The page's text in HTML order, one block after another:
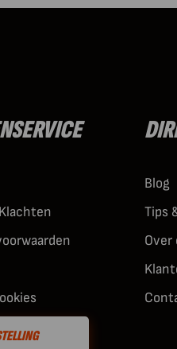
Blog
Tips
Over